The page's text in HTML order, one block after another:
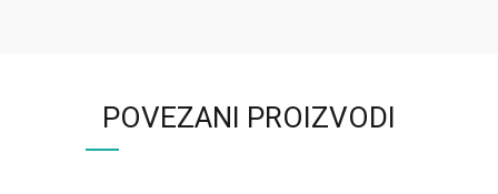
POVEZANI PROIZVODI